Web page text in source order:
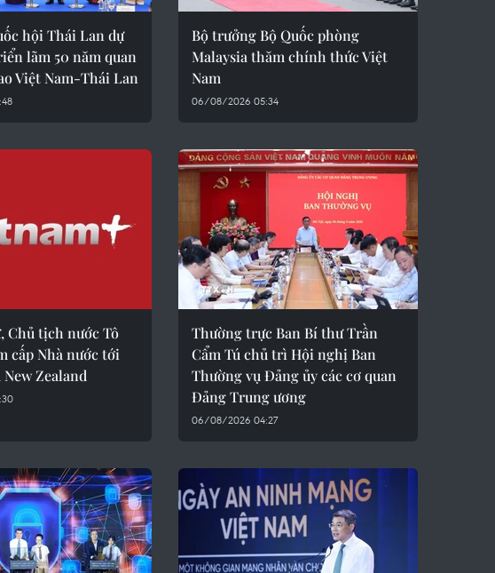
hội Thái Lan dự
lãm 50 năm quan
Việt Nam-Thái Lan
Bộ trưởng Bộ Quốc phòng
Malaysia thăm chính thức Việt
Nam
06/08/2026 05:34
Chủ tịch nước Tô
cấp Nhà nước tới
Zealand
Thường trực Ban Bí thư Trần
Cẩm Tú chủ trì Hội nghị Ban
Thường vụ Đảng ủy các cơ quan
Đảng Trung ương
06/08/2026 04:27